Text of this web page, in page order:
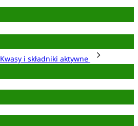
Kwasy i składniki aktywne